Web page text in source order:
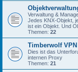
Verwaltung &
Jedes KNX-Objekt,
ist ein Objekt. Und
Themen: 22
Timberwolf
Dies ist das
internen Proxy
Themen: 21